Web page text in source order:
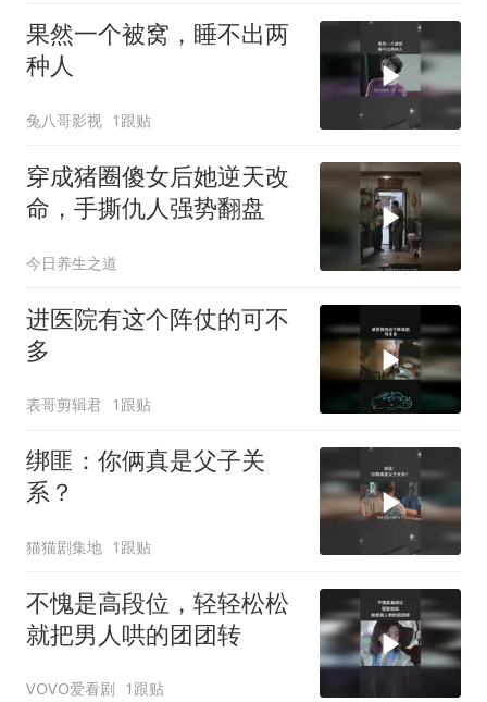
果然一个被窝，睡不出两
种人
兔八哥影视 1跟贴
穿成猪圈傻女后她逆天改
命，手撕仇人强势翻盘
今日养生之道
进医院有这个阵仗的可不
多
表哥剪辑君 1跟贴
绑匪：你俩真是父子关
系？
猫猫剧集地 1跟贴
不愧是高段位，轻轻松松
就把男人哄的团团转
VOVO爱看剧 1跟贴